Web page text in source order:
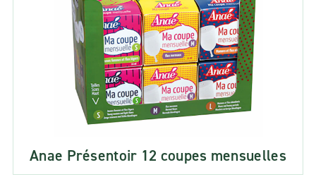
Anae Présentoir 12 coupes mensuelles